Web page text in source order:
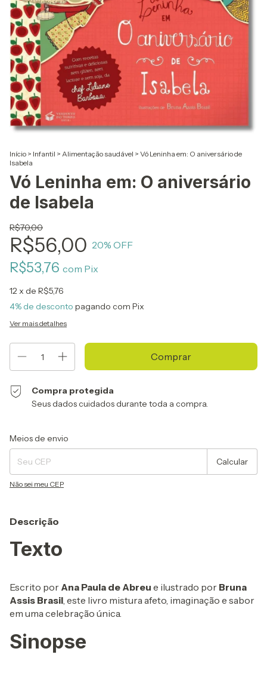
Início > Infantil > Alimentação saudável > Vó Leninha em: O aniversário de
Isabela
Vó Leninha em: O aniversário
de Isabela
R$70,00
R$56,00 20% OFF
R$53,76 com Pix
12x de R$5,76
4% de desconto pagando com Pix
Ver mais detalhes
Compra protegida
Seus dados cuidados durante toda a compra.
Entregas para o CEP:
Meios de envio
Calcular
Não sei meu CEP
Descrição
Texto
Escrito por Ana Paula de Abreu e ilustrado por Bruna
Assis Brasil, este livro mistura afeto, imaginação e sabor
em uma celebração única.
Sinopse